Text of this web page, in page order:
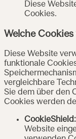
Diese
Cookies.
Welche
Diese Website
funktionale
vergleichbare
Sie dem über den
Cookies werden
CookieShield:
Website